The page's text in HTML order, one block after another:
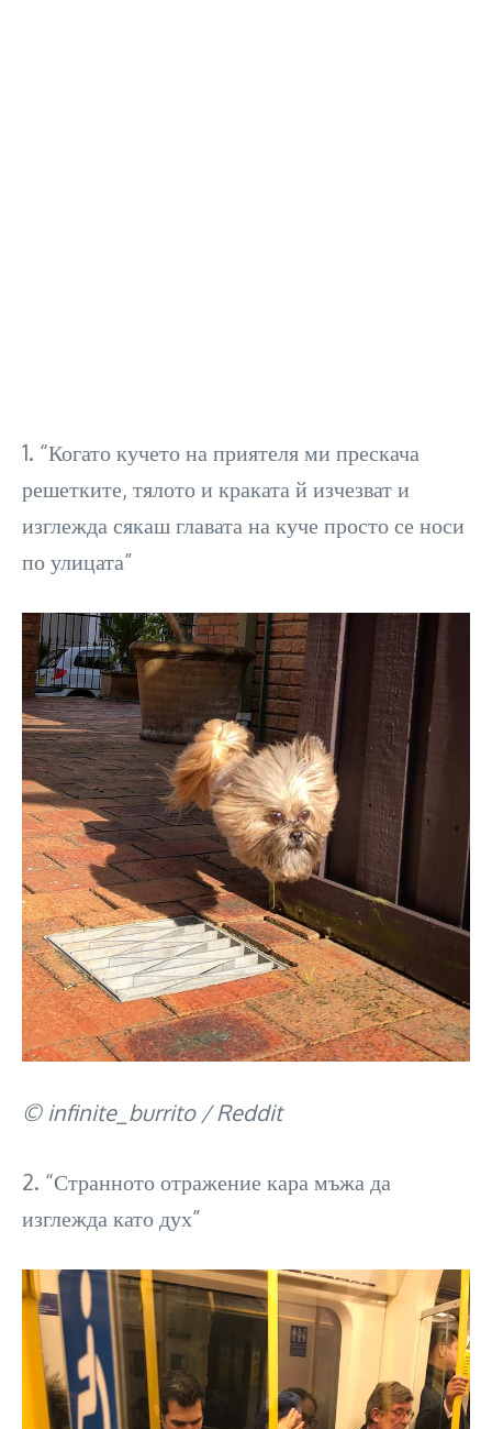
1. “Когато кучето на приятеля ми прескача
решетките, тялото и краката й изчезват и
изглежда сякаш главата на куче просто се носи
по улицата”
© infinite_burrito / Reddit
2. “Странното отражение кара мъжа да
изглежда като дух”